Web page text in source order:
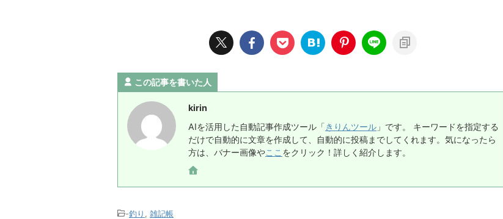
この記事を書いた人
kirin
AIを活用した自動記事作成ツール「きりんツール 」です。 キーワードを指定する
だけで自動的に文章を作成して、自動的に投稿までしてくれます。気になったら
方は、バナー画像やここ をクリック！詳しく紹介します。
-釣り
雑記帳